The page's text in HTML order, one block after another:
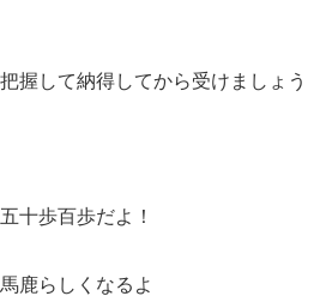
握して納得してから受けましょう
十歩百歩だよ！
鹿らしくなるよ